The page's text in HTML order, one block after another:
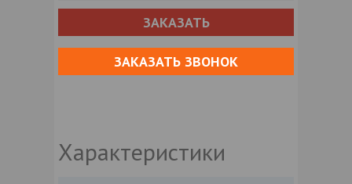
ЗАКАЗАТЬ
ЗАКАЗАТЬ ЗВОНОК
Характеристики